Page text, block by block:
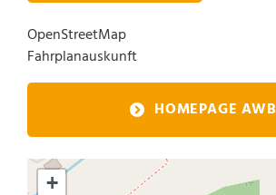
OpenStreetMap
Fahrplanauskunft
HOMEPAGE AWB
+